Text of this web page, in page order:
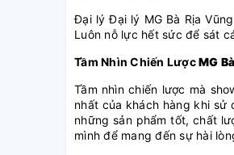
Đại lý Đại lý MG Bà Rịa
Luôn nỗ lực hết sức để sát
Tầm Nhìn Chiến LượcMG
Tầm nhìn chiến lược mà
nhất của khách hàng khi sử
những sản phẩm tốt, chất
mình để mang đến sự hài